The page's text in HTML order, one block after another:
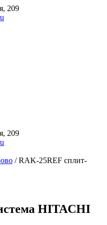
209
209
/ RAK-25REF сплит-
HITACHI